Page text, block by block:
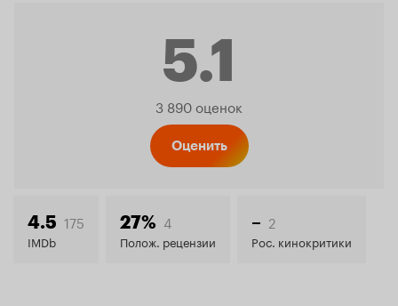
5.1
Рейтинг
5.1
3 890 оценок
Оценить
4.5 175
IMDb
27% 4
Полож. рецензии
– 2
Рос. кинокритики